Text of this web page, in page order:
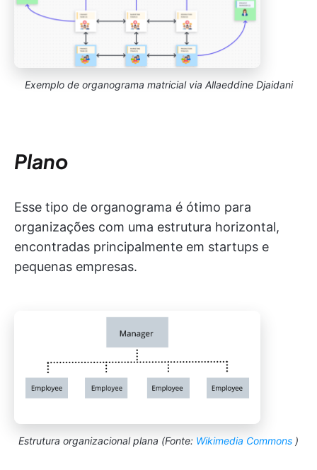
Exemplo de organograma matricial via Allaeddine Djaidani
Plano
Esse tipo de organograma é ótimo para
organizações com uma estrutura horizontal,
encontradas principalmente em startups e
pequenas empresas.
Estrutura organizacional plana (Fonte: Wikimedia Commons )